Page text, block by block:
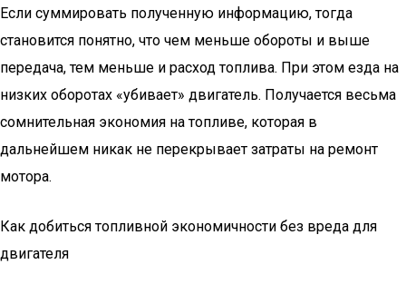
Если суммировать полученную информацию, тогда
становится понятно, что чем меньше обороты и выше
передача, тем меньше и расход топлива. При этом езда на
низких оборотах «убивает» двигатель. Получается весьма
сомнительная экономия на топливе, которая в
дальнейшем никак не перекрывает затраты на ремонт
мотора.
Как добиться топливной экономичности без вреда для
двигателя